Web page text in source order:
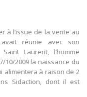
à l’issue de la vente au
réunie avec son
Laurent, l’homme
10/2009 la naissance du
alimentera à raison de 2
Sidaction, dont il est